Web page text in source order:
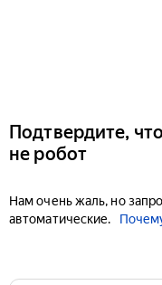
Подтвердите,
не робот
Нам очень жаль, но
автоматические.